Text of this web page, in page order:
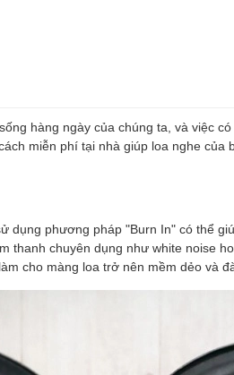
hàng ngày của chúng ta, và việc
miễn phí tại nhà giúp loa nghe của
dụng phương pháp "Burn In" có thể
thanh chuyên dụng như white noise
cho màng loa trở nên mềm dẻo và